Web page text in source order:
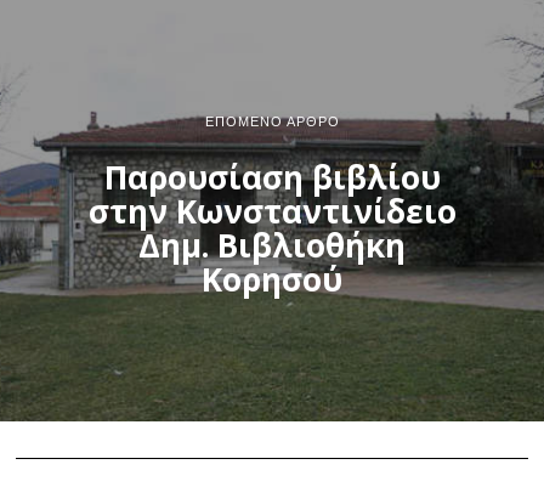
ΕΠΌΜΕΝΟ ΆΡΘΡΟ
Παρουσίαση βιβλίου
στην Κωνσταντινίδειο
Δημ. Βιβλιοθήκη
Κορησού